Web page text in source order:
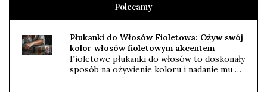
Polecamy
Płukanki do Włosów Fioletowa: Ożyw swój
kolor włosów fioletowym akcentem
Fioletowe płukanki do włosów to doskonały
sposób na ożywienie koloru i nadanie mu …